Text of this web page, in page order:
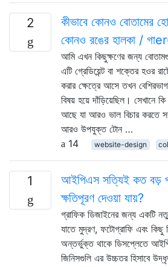
2
কীভাবে কোনও বোতামের
কোনও রঙের হালকা /
আমি এখন কিছুক্ষণের জন্য
এটি গ্রেডিয়েন্ট বা শক্তের হওর
করার ক্ষেত্রে আসে তখন
বিষয় হয়ে দাঁড়িয়েছিল। সেখানে
আছে যা আরও ভাল বিচার করতে
আরও উপযুক্ত টোন …
14
website-design
1
আইপিএস সত্যিই কত বড়
ক্ষতিপূরণ দেওয়া যায়?
গ্রাফিক ডিজাইনের জন্য একটি
যাতে মুদ্রণ, ফটোগ্রাফি এবং কিছু
অন্তর্ভুক্ত থাকে ডিসপ্লেতে
জিনিসগুলি এর উচ্চতর হিসাবে